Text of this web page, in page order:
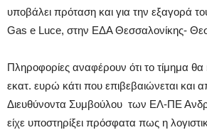
υποβάλει πρόταση και για την εξαγορά
Gas e Luce, στην ΕΔΑ Θεσσαλονίκης-
Πληροφορίες αναφέρουν ότι το τίμημα
εκατ. ευρώ κάτι που επιβεβαιώνεται και
Διευθύνοντα Συμβούλου των ΕΛ-ΠΕ
είχε υποστηρίξει πρόσφατα πως η